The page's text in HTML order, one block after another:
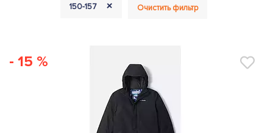
150-157 + Очистить фильтр
- 15 %